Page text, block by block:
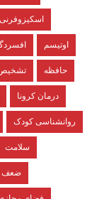
اسکیزوفرنی
اوتیسم
حافظه
درمان کرونا
روانشناسی کودک
سلامت
ضعف